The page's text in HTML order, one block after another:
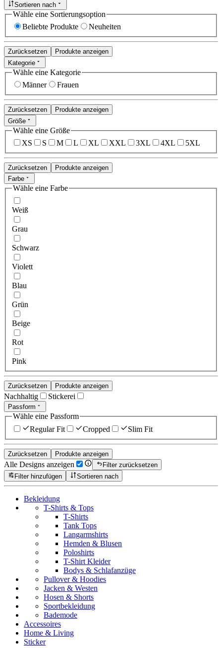
Sortieren nach
Wähle eine Sortierungsoption
Beliebte Produkte
Neuheiten
Zurücksetzen
Produkte anzeigen
Kategorie
Wähle eine Kategorie
Männer
Frauen
Zurücksetzen
Produkte anzeigen
Größe
Wähle eine Größe
XS
S M L XL XXL 3XL 4XL 5XL
Zurücksetzen
Produkte anzeigen
Farbe
Wähle eine Farbe
Weiß
Grau
Schwarz
Violett
Blau
Grün
Beige
Rot
Pink
Zurücksetzen Produkte anzeigen
Nachhaltig Stickerei
Passform
Wähle eine Passform
Regular Fit
Cropped Slim Fit
Zurücksetzen Produkte anzeigen
Alle Designs anzeigen
Filter zurücksetzen
Filter hinzufügen
Sortieren nach
Bekleidung
T-Shirts & Tops
T-Shirts
Tank Tops
Langarmshirts
Hemden & Blusen
Poloshirts
T-Shirt Kleider
Bodys & Schlafanzüge
Pullover & Hoodies
Jacken & Westen
Hosen & Shorts
Sportbekleidung
Bademode
Accessoires
Home & Living
Sticker